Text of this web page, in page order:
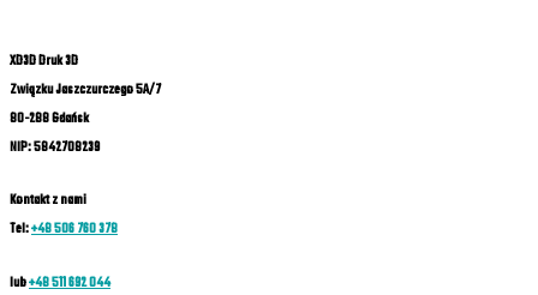
XD3D Druk 3D
Związku Jaszczurczego 5A/7
80-288 Gdańsk
NIP: 5842708239
Kontakt z nami
Tel:+48 506 760 378
lub+48 511 692 044